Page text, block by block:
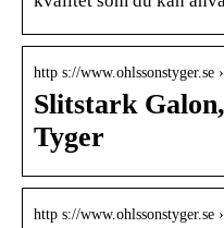
http s://www.ohlssonstyger.se
Slitstark
Tyger
http s://www.ohlssonstyger.se